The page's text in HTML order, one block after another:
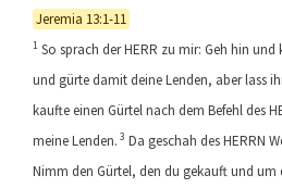
Jeremia 13:1-11
1 So sprach der HERR zu mir: Geh hin
und gürte damit deine Lenden, aber lass
kaufte einen Gürtel nach dem Befehl des
meine Lenden. 3 Da geschah des HERRN
Nimm den Gürtel, den du gekauft und um